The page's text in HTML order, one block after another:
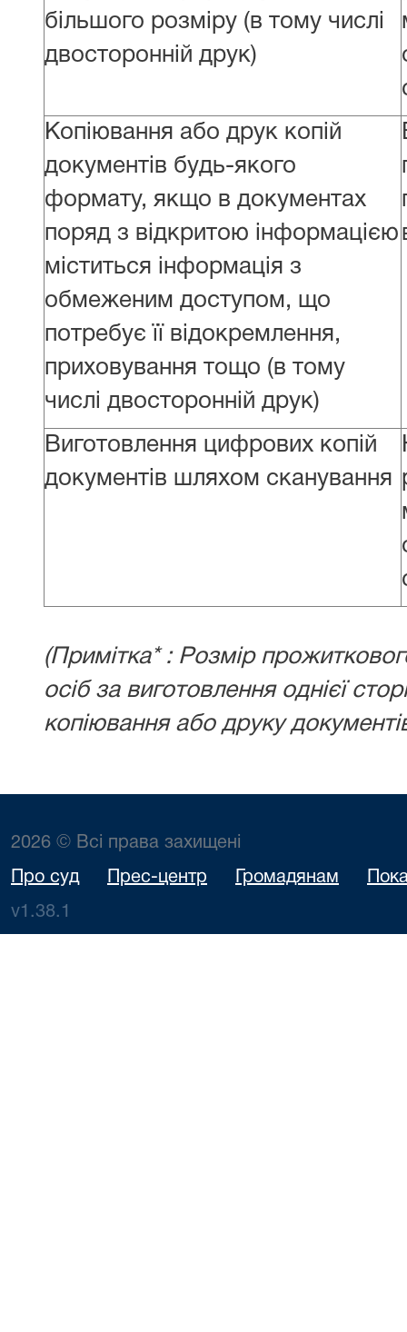
більшого розміру (в тому числі
двосторонній друк)
Копіювання або друк копій
документів будь-якого
формату, якщо в документах
поряд з відкритою інформацією
міститься інформація з
обмеженим доступом, що
потребує її відокремлення,
приховування тощо (в тому
числі двосторонній друк)
Виготовлення цифрових копій
документів шляхом сканування
(Примітка* : Розмір
осіб за виготовлення однієї
копіювання або друку
2026 © Всі права захищені
Про суд Прес-центр Громадянам
v1.38.1